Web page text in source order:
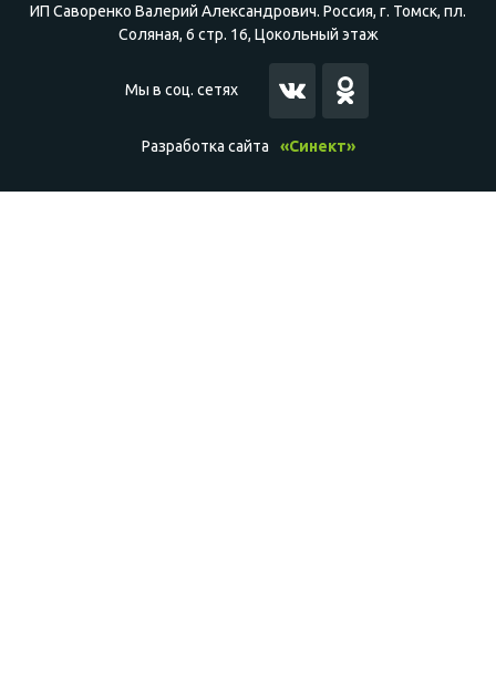
ИП Саворенко Валерий Александрович. Россия, г. Томск, пл.
Соляная, 6 стр. 16, Цокольный этаж
Мы в соц. сетях
Разработка сайта «Синект»